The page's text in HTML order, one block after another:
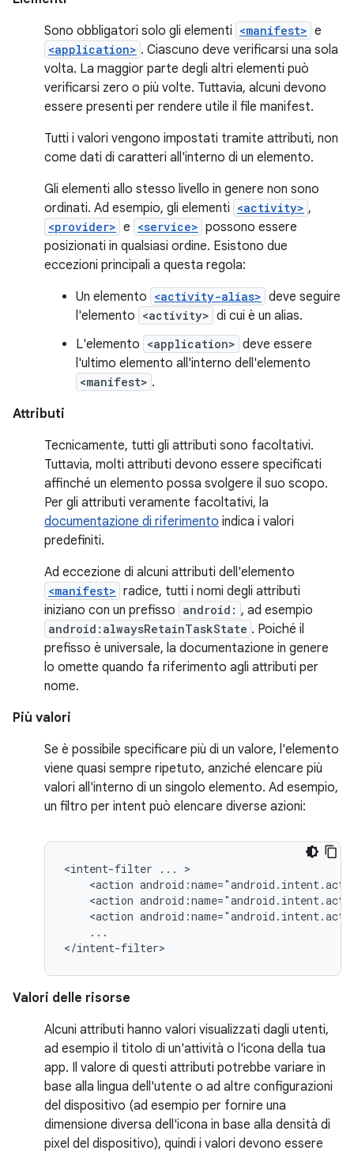
Sono obbligatori solo gli elementi <manifest> e
<application> . Ciascuno deve verificarsi una sola
volta. La maggior parte degli altri elementi può
verificarsi zero o più volte. Tuttavia, alcuni devono
essere presenti per rendere utile il file manifest.
Tutti i valori vengono impostati tramite attributi, non
come dati di caratteri all'interno di un elemento.
Gli elementi allo stesso livello in genere non sono
ordinati. Ad esempio, gli elementi <activity> ,
<provider> e <service> possono essere
posizionati in qualsiasi ordine. Esistono due
eccezioni principali a questa regola:
Un elemento <activity-alias> deve seguire
l'elemento <activity> di cui è un alias.
L'elemento <application> deve essere
l'ultimo elemento all'interno dell'elemento
<manifest> .
Attributi
Tecnicamente, tutti gli attributi sono facoltativi.
Tuttavia, molti attributi devono essere specificati
affinché un elemento possa svolgere il suo scopo.
Per gli attributi veramente facoltativi, la
documentazione di riferimento indica i valori
predefiniti.
Ad eccezione di alcuni attributi dell'elemento
<manifest> radice, tutti i nomi degli attributi
iniziano con un prefisso android: , ad esempio
android:alwaysRetainTaskState . Poiché il
prefisso è universale, la documentazione in genere
lo omette quando fa riferimento agli attributi per
nome.
Più valori
Se è possibile specificare più di un valore, l'elemento
viene quasi sempre ripetuto, anziché elencare più
valori all'interno di un singolo elemento. Ad esempio,
un filtro per intent può elencare diverse azioni:
<intent-filter ...
<action
<action
<action
...
</intent-filter>
Valori delle risorse
Alcuni attributi hanno valori visualizzati dagli utenti,
ad esempio il titolo di un'attività o l'icona della tua
app. Il valore di questi attributi potrebbe variare in
base alla lingua dell'utente o ad altre configurazioni
del dispositivo (ad esempio per fornire una
dimensione diversa dell'icona in base alla densità di
pixel del dispositivo), quindi i valori devono essere